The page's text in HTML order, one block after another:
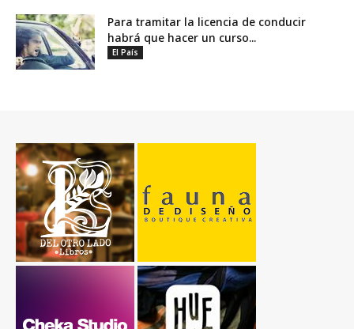
Para tramitar la licencia de conducir
habrá que hacer un curso...
El País